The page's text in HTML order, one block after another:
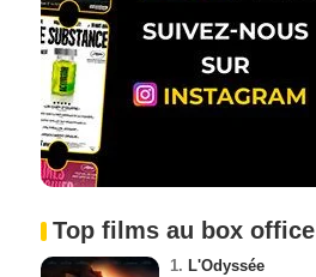
Top films au box office
1. L'Odyssée